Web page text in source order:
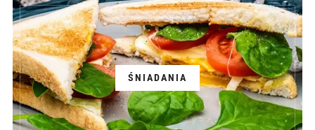
ŚNIADANIA